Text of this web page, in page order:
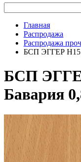
Главная
Распродажа
Распродажа
БСП ЭГГЕР
БСП
Бавария